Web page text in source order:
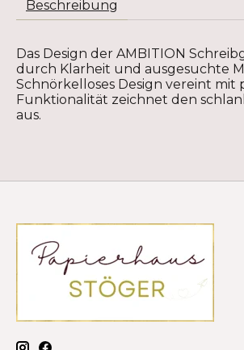
Beschreibung
Das Design der AMBITION
durch Klarheit und ausgesuchte
Schnörkelloses Design vereint mit
Funktionalität zeichnet den
aus.